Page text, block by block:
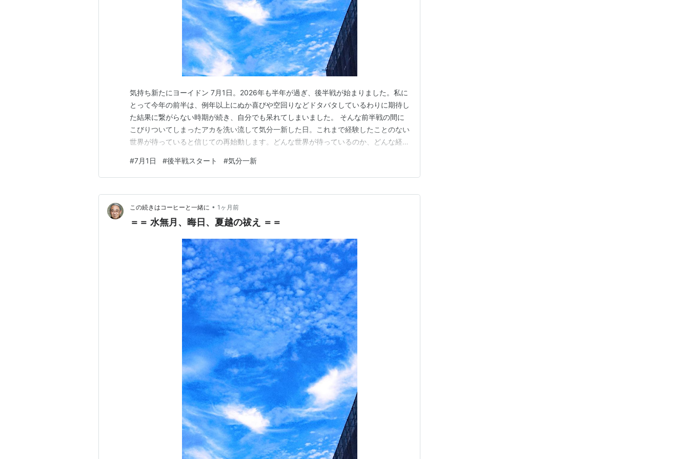
気持ち新たにヨーイドン 7月1日。2026年も半年が過ぎ、後半戦が始まりました。私に
とって今年の前半は、例年以上にぬか喜びや空回りなどドタバタしているわりに期待し
た結果に繋がらない時期が続き、自分でも呆れてしまいました。 そんな前半戦の間に
こびりついてしまったアカを洗い流して気分一新した日。これまで経験したことのない
世界が待っていると信じての再始動します。どんな世界が待っているのか、どんな経験
＝〈The Sky as a New day Begins〉Takashimadaira,Itabash…
#7月1日 #後半戦スタート #気分一新
この続きはコーヒーと一緒に • 1ヶ月前
＝＝ 水無月、晦日、夏越の祓え ＝＝